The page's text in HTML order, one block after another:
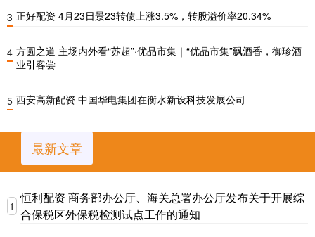
3 正好配资 4月23日景23转债上涨3.5%，转股溢价率20.34%
4 方圆之道 主场内外看“苏超”·优品市集｜“优品市集”飘酒香，御珍酒
业引客尝
5 西安高新配资 中国华电集团在衡水新设科技发展公司
最新文章
1
恒利配资 商务部办公厅、海关总署办公厅发布关于开展综
合保税区外保税检测试点工作的通知